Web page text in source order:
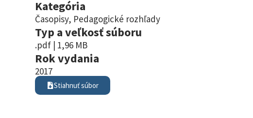
Kategória
Časopisy, Pedagogické rozhľady
Typ a veľkosť súboru
.pdf | 1,96 MB
Rok vydania
2017
Stiahnuť súbor